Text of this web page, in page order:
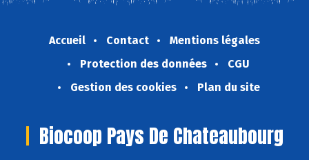
Accueil Contact
Mentions légales
Protection des données
CGU
Gestion des cookies
Plan du site
Biocoop Pays De Chateaubourg